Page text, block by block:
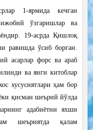
1-ярмида кечган
ўзгаришлар ва
19-асрда Қишлоқ
равишда ўсиб борган.
асарлар форс ва араб
ва янги китоблар
хусусиятлари ҳам бор
қисман шеърий йўлда
адабиётни яхши
шеъриятда қалам